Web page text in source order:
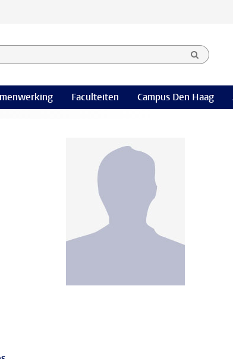
en selecteer categorie
Faculteiten Campus Den Haag